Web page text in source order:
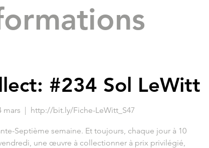
#234 Sol LeWitt
mars
  |
http://bit.ly/Fiche-LeWitt_S47
Septième semaine. Et toujours, chaque jour à 10
une œuvre à collectionner à prix privilégié,